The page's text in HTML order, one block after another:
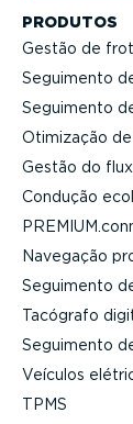
PRODUTOS
Gestão de
Seguimento
Seguimento
Otimização
Gestão do
Condução
Navegação
Seguimento
Tacógrafo
Seguimento
Veículos
TPMS